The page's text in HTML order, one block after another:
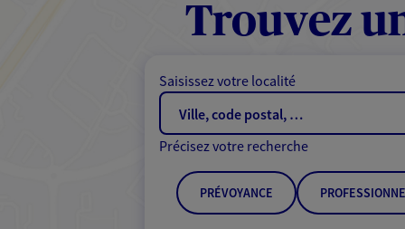
Trouvez
Saisissez votre localité
Précisez votre recherche
PRÉVOYANCE